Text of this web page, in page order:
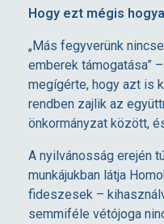
Ö
S
E
N
H
Hogy ezt mégis
„Más fegyverünk
emberek támogatása”
megígérte, hogy azt is
rendben zajlik az
önkormányzat között,
A nyilvánosság erején
munkájukban látja
fideszesek –
semmiféle vétójoga